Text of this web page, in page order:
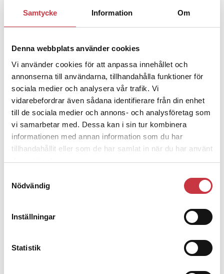
Samtycke Information Om
Denna webbplats använder cookies
Vi använder cookies för att anpassa innehållet och
annonserna till användarna, tillhandahålla funktioner för
sociala medier och analysera vår trafik. Vi
vidarebefordrar även sådana identifierare från din enhet
till de sociala medier och annons- och analysföretag som
vi samarbetar med. Dessa kan i sin tur kombinera
informationen med annan information som du har
tillhandahållit eller som de har samlat in när du har använt
deras tjänster.
Nödvändig
Inställningar
Statistik
4 juni 2026
att rättas till”
Debatt
Slutreplik:Det handlar om
kunskapsstyrning – inte om
Det är inte evidenskrav som